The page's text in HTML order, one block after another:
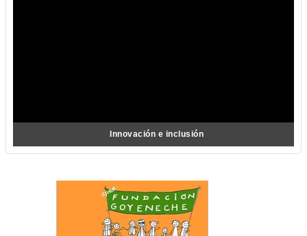
Innovación e inclusión